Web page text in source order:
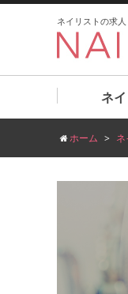
ネイリストの求
ネ
ホーム